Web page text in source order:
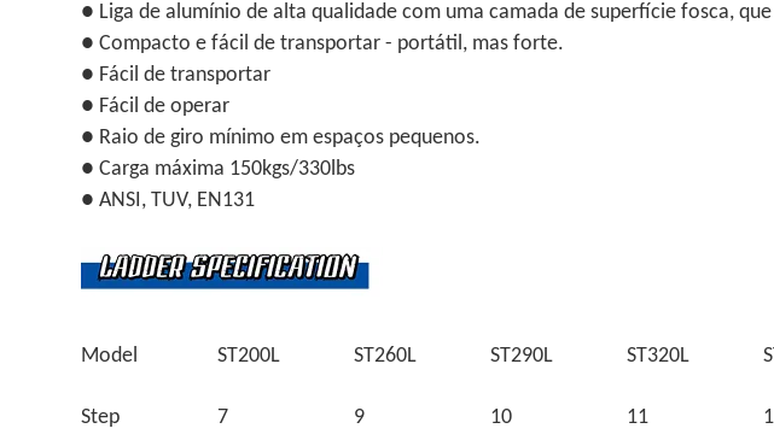
● Liga de alumínio de alta qualidade com uma camada de superfície fosca,
● Compacto e fácil de transportar - portátil, mas forte.
● Fácil de transportar
● Fácil de operar
● Raio de giro mínimo em espaços pequenos.
● Carga máxima 150kgs/330lbs
● ANSI, TUV, EN131
Model ST200L ST260L ST290L ST320L
Step 7 9 10 11